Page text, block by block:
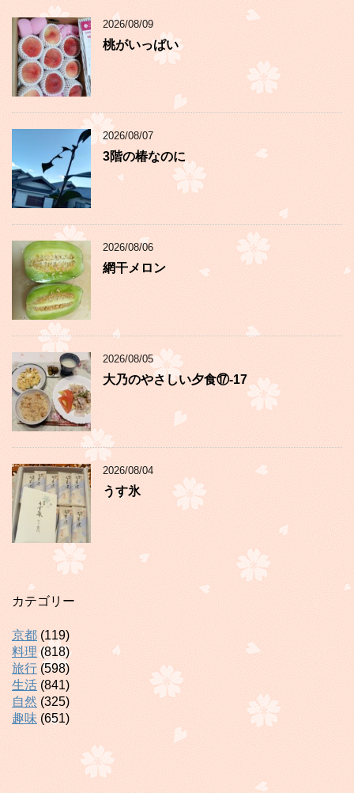
2026/08/09
桃がいっぱい
2026/08/07
3階の椿なのに
2026/08/06
網干メロン
2026/08/05
大乃のやさしい夕食⑰-17
2026/08/04
うす氷
カテゴリー
京都 (119)
料理(818)
旅行 (598)
生活 (841)
自然 (325)
趣味 (651)